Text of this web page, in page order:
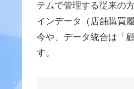
テムで管理する従来の
インデータ（店舗購買
今や、データ統合は「
す。